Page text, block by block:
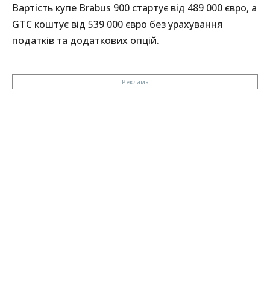
Вартість купе Brabus 900 стартує від 489 000 євро, а
GTC коштує від 539 000 євро без урахування
податків та додаткових опцій.